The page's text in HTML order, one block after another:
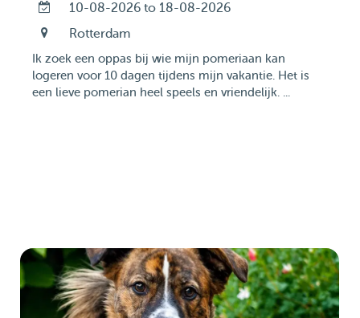
10-08-2026 to 18-08-2026
Rotterdam
Ik zoek een oppas bij wie mijn pomeriaan kan
logeren voor 10 dagen tijdens mijn vakantie. Het is
een lieve pomerian heel speels en vriendelijk. ...